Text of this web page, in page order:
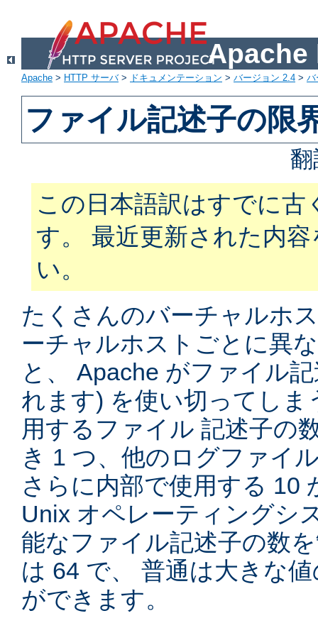
Apache
Apache > HTTP サーバ> ドキュメンテーション > バージョン 2.4 > バ
ファイル記述子の限
この日本語訳はすでに
す。 最近更新された内
い。
たくさんのバーチャルホ
ーチャルホストごとに異
と、 Apache がファイル
れます) を使い切ってし
用するファイル 記述子の
き 1 つ、他のログファイ
さらに内部で使用する 10
Unix オペレーティングシ
能なファイル記述子の数
は 64 で、 普通は大きな
ができます。